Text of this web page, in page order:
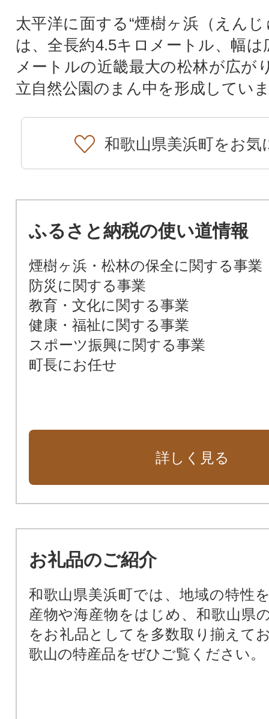
太平洋に面する“煙樹ヶ浜（えん
は、全長約4.5キロメートル、幅は
メートルの近畿最大の松林が広が
立自然公園のまん中を形成してい
和歌山県美浜町をお気
ふるさと納税の使い道情報
煙樹ヶ浜・松林の保全に関する事業
防災に関する事業
教育・文化に関する事業
健康・福祉に関する事業
スポーツ振興に関する事業
町長にお任せ
詳しく見る
お礼品のご紹介
和歌山県美浜町では、地域の特性
産物や海産物をはじめ、和歌山県
をお礼品としてを多数取り揃えて
歌山の特産品をぜひご覧ください。